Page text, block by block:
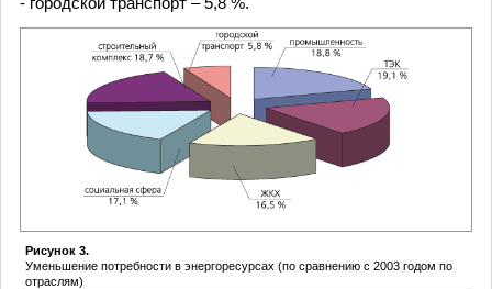
Рисунок 3.
Уменьшение потребности в энергоресурсах (по сравнению с 2003 годом по
отраслям)